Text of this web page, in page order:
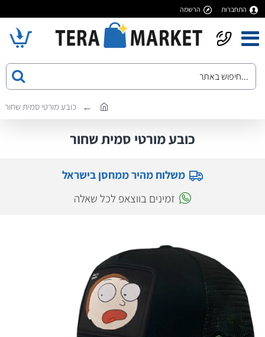
התחברות הרשמה
כובע מורטי סמית שחור
כובע מורטי סמית שחור
משלוח מהיר ממחסן בישראל
זמינים בווצאפ לכל שאלה